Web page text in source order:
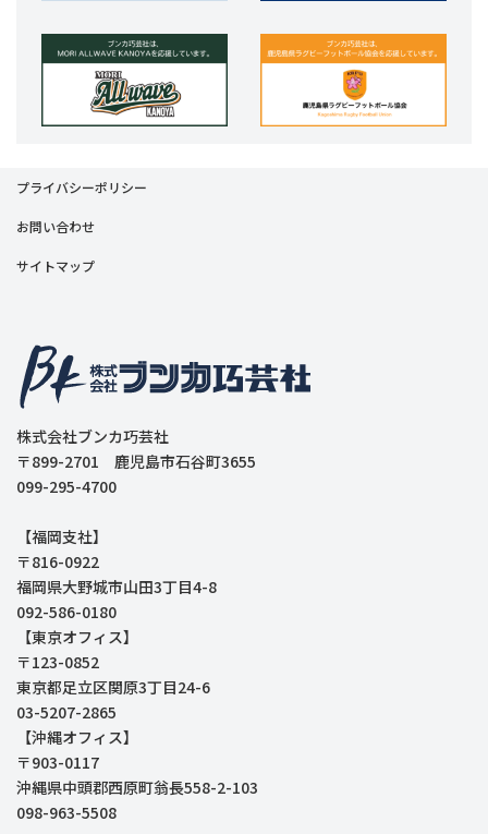
プライバシーポリシー
お問い合わせ
サイトマップ
株式会社ブンカ巧芸社
〒899-2701 鹿児島市石谷町3655
099-295-4700
【福岡支社】
〒816-0922
福岡県大野城市山田3丁目4-8
092-586-0180
【東京オフィス】
〒123-0852
東京都足立区関原3丁目24-6
03-5207-2865
【沖縄オフィス】
〒903-0117
沖縄県中頭郡西原町翁長558-2-103
098-963-5508